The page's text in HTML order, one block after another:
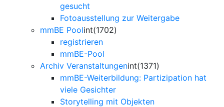
gesucht
Fotoausstellung zur Weitergabe
mmBE Poolint(1702)
registrieren
mmBE-Pool
Archiv Veranstaltungenint(1371)
mmBE-Weiterbildung: Partizipation hat
viele Gesichter
Storytelling mit Objekten